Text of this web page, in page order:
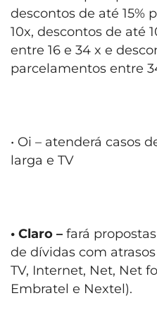
descontos de até 15%
10x, descontos de até
entre 16 e 34 x e
parcelamentos entre
• Oi – atenderá casos
larga e TV
• Claro – fará
de dívidas com
TV, Internet, Net, Net
Embratel e Nextel).